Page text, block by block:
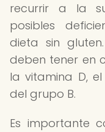
recurrir a la
posibles
dieta sin
deben tener en
la vitamina D,
del grupo B.
Es importante